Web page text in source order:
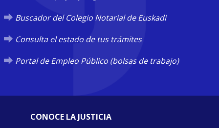
Buscador del Colegio Notarial de Euskadi
Consulta el estado de tus trámites
Portal de Empleo Público (bolsas de trabajo)
CONOCE LA JUSTICIA